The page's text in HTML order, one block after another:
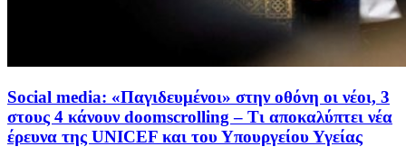
Social media: «Παγιδευμένοι» στην οθόνη οι νέοι, 3
στους 4 κάνουν doomscrolling – Τι αποκαλύπτει νέα
έρευνα της UNICEF και του Υπουργείου Υγείας